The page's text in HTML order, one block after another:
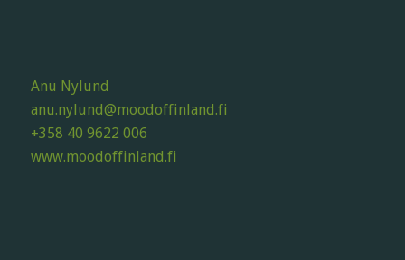
Anu Nylund
anu.nylund@moodoffinland.fi
+358 40 9622 006
www.moodoffinland.fi